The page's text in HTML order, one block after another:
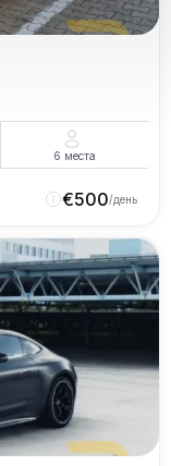
6 места
€500/день